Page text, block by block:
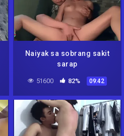
Naiyak sa sobrang sakit
sarap
51600 82% 09:42